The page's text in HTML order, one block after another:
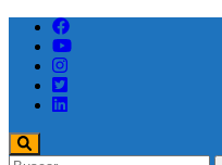
Saltar
contenido
(presione
Entrar)